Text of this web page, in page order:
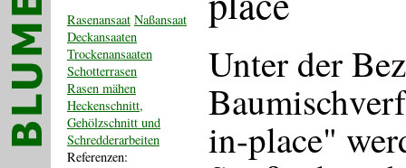
Unter der
in-place"
Rasenansaat Naßansaat
Deckansaaten
Trockenansaaten
Schotterrasen
Rasen mähen
Heckenschnitt,
Gehölzschnitt und
Schredderarbeiten
Referenzen: